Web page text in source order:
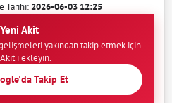
Tarihi:2026-06-03 12:25
Akit
yakından takip etmek için
ekleyin.
Takip Et